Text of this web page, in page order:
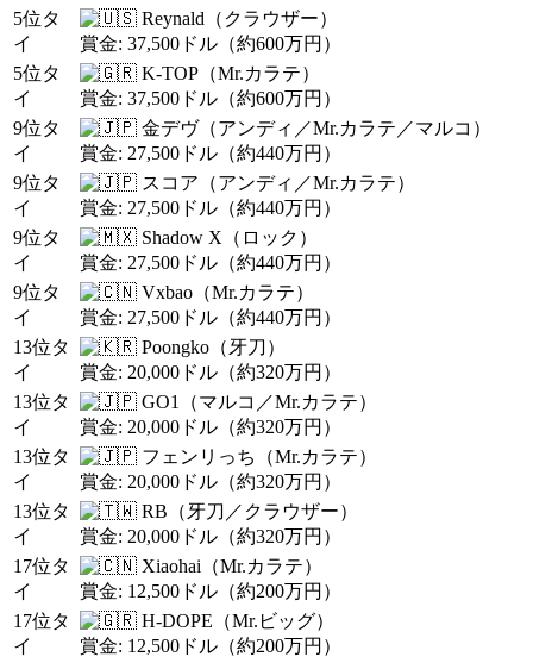
5位タ
イ
Reynald（クラウザー）
賞金: 37,500ドル（約600万円）
5位タ
イ
K-TOP（Mr.カラテ）
賞金: 37,500ドル（約600万円）
9位タ
イ
金デヴ（アンディ／Mr.カラテ／マルコ）
賞金: 27,500ドル（約440万円）
9位タ
イ
スコア（アンディ／Mr.カラテ）
賞金: 27,500ドル（約440万円）
9位タ
イ
Shadow X（ロック）
賞金: 27,500ドル（約440万円）
9位タ
イ
Vxbao（Mr.カラテ）
賞金: 27,500ドル（約440万円）
13位タ
イ
Poongko（牙刀）
賞金: 20,000ドル（約320万円）
13位タ
イ
GO1（マルコ／Mr.カラテ）
賞金: 20,000ドル（約320万円）
13位タ
イ
フェンリっち（Mr.カラテ）
賞金: 20,000ドル（約320万円）
13位タ
イ
RB（牙刀／クラウザー）
賞金: 20,000ドル（約320万円）
17位タ
イ
Xiaohai（Mr.カラテ）
賞金: 12,500ドル（約200万円）
17位タ
イ
H-DOPE（Mr.ビッグ）
賞金: 12,500ドル（約200万円）